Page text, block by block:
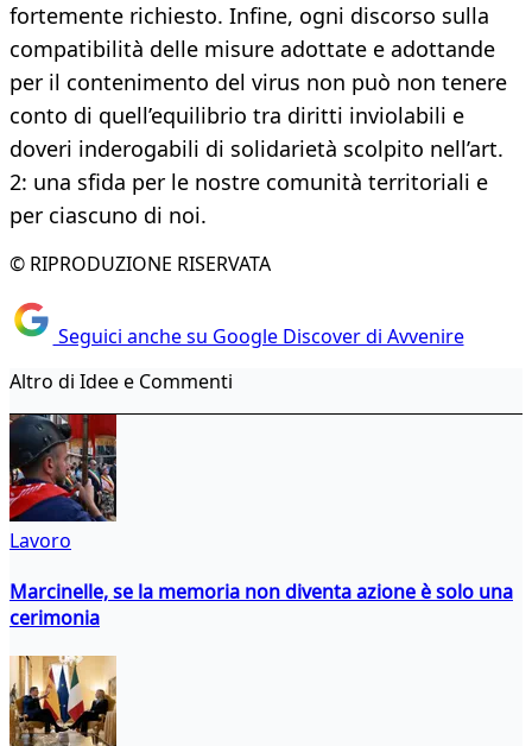
fortemente richiesto. Infine, ogni discorso sulla
compatibilità delle misure adottate e adottande
per il contenimento del virus non può non tenere
conto di quell’equilibrio tra diritti inviolabili e
doveri inderogabili di solidarietà scolpito nell’art.
2: una sfida per le nostre comunità territoriali e
per ciascuno di noi.
© RIPRODUZIONE RISERVATA
Seguici anche su Google Discover di Avvenire
Altro di Idee e Commenti
Lavoro
Marcinelle, se la memoria non diventa azione è solo una
cerimonia